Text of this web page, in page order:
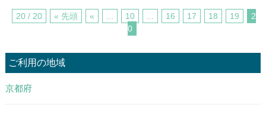
20 / 20 « 先頭 « 10 16 17 18 19
2
0
ご利用の地域
京都府